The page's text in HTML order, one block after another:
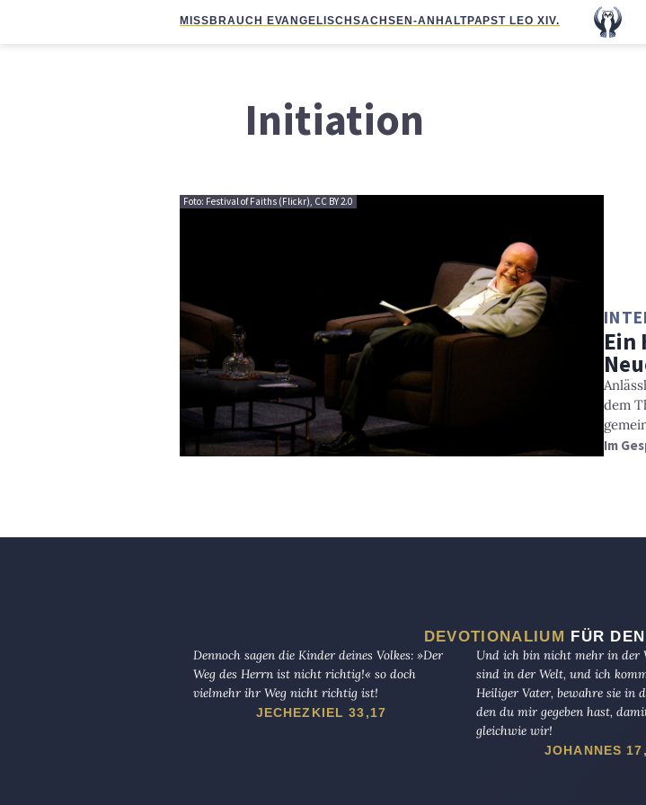
MISSBRAUCH EVANGELISCHSACHSEN-ANHALTPAPST LEO XIV.
Initiation
Foto: Festival of Faiths (Flickr), CC BY 2.0
Ein
dem
Im
DEVOTIONALIUM FÜR
Dennoch sagen die Kinder deines Volkes: »Der
Weg des Herrn ist nicht richtig!« so doch
vielmehr ihr Weg nicht richtig ist!
JECHEZKIEL 33,17
Und ich bin nicht mehr in der
sind in der Welt, und ich
Heiliger Vater, bewahre sie in
den du mir gegeben hast,
gleichwie wir!
JOHANNES